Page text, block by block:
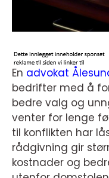
En advokat
bedrifter med å
bedre valg og
venter for lenge
til konflikten har
rådgivning gir
kostnader og